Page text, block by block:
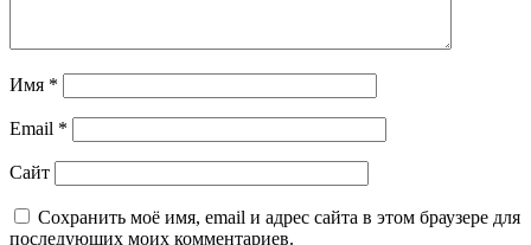
Имя *
Email *
Сайт
Сохранить моё имя, email и адрес сайта в этом браузере для
последующих моих комментариев.